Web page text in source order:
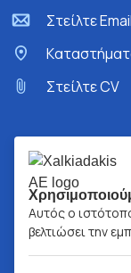
Στείλτε Email
Στείλτε CV
Αυτός ο
βελτιώσει την